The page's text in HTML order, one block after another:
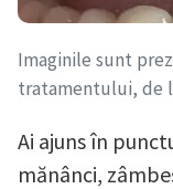
Imaginile sunt
tratamentului, de
Ai ajuns în
mănânci,